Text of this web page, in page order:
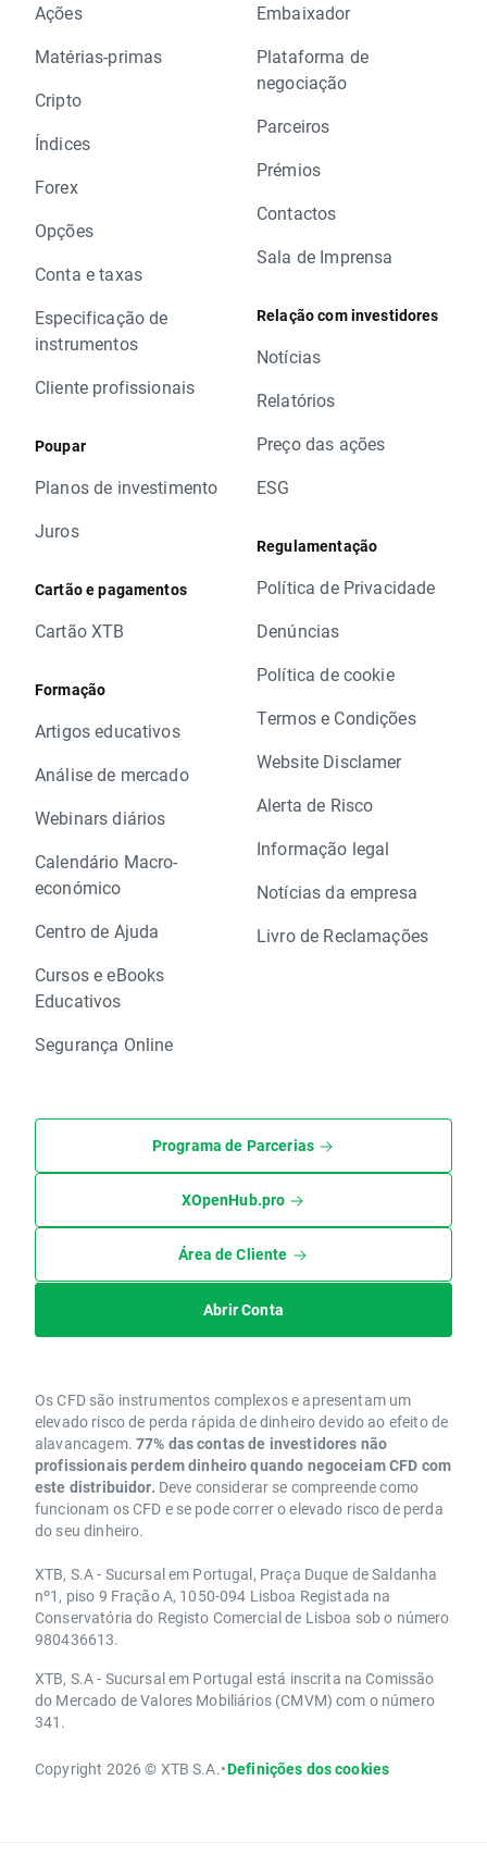
Ações
Matérias-primas
Cripto
Índices
Forex
Opções
Conta e taxas
Especificação de
instrumentos
Cliente profissionais
Poupar
Planos de investimento
Juros
Cartão e pagamentos
Cartão XTB
Formação
Artigos educativos
Análise de mercado
Webinars diários
Calendário Macro-
económico
Centro de Ajuda
Cursos e eBooks
Educativos
Segurança Online
Embaixador
Plataforma de
negociação
Parceiros
Prémios
Contactos
Sala de Imprensa
Relação com investidores
Notícias
Relatórios
Preço das ações
ESG
Regulamentação
Política de Privacidade
Denúncias
Política de cookie
Termos e Condições
Website Disclamer
Alerta de Risco
Informação legal
Notícias da empresa
Livro de Reclamações
Programa de Parcerias
XOpenHub.pro
Área de Cliente
Abrir Conta
Os CFD são instrumentos complexos e apresentam um
elevado risco de perda rápida de dinheiro devido ao efeito de
alavancagem. 77% das contas de investidores não
profissionais perdem dinheiro quando negoceiam CFD com
este distribuidor. Deve considerar se compreende como
funcionam os CFD e se pode correr o elevado risco de perda
do seu dinheiro.
XTB, S.A - Sucursal em Portugal, Praça Duque de Saldanha
nº1, piso 9 Fração A, 1050-094 Lisboa Registada na
Conservatória do Registo Comercial de Lisboa sob o número
980436613.
XTB, S.A - Sucursal em Portugal está inscrita na Comissão
do Mercado de Valores Mobiliários (CMVM) com o número
341.
Copyright 2026 © XTB S.A.•Definições dos cookies